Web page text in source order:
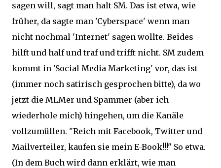
sagen will, sagt man halt SM. Das ist etwa, wie
früher, da sagte man 'Cyberspace' wenn man
nicht nochmal 'Internet' sagen wollte. Beides
hilft und half und traf und trifft nicht. SM zudem
kommt in 'Social Media Marketing' vor, das ist
(immer noch satirisch gesprochen bitte), da wo
jetzt die MLMer und Spammer (aber ich
wiederhole mich) hingehen, um die Kanäle
vollzumüllen. "Reich mit Facebook, Twitter und
Mailverteiler, kaufen sie mein E-Book!!!" So etwa.
(In dem Buch wird dann erklärt, wie man